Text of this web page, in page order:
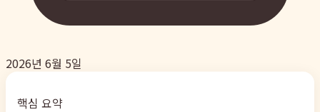
2026년 6월 5일
핵심 요약